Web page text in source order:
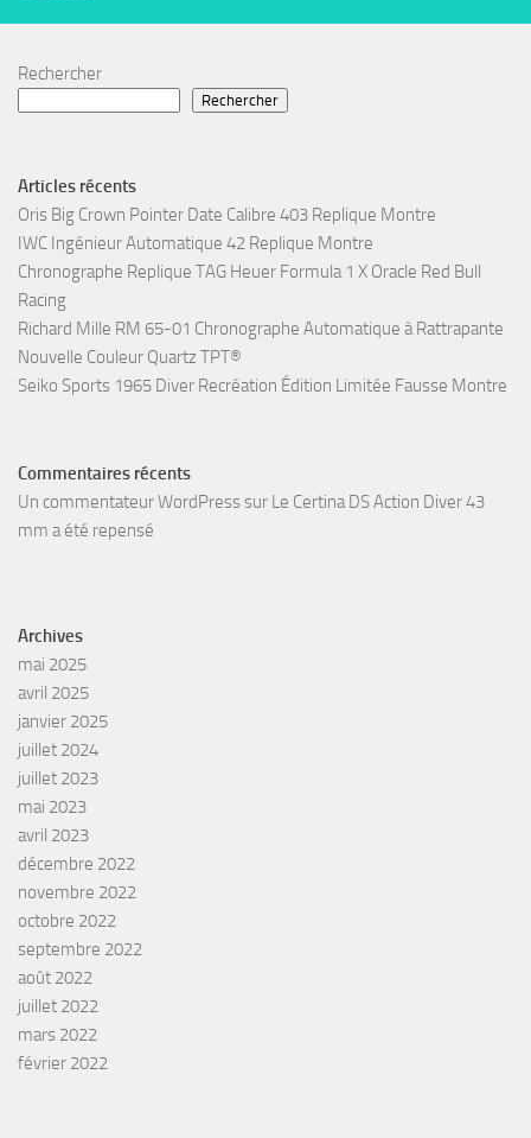
Rechercher
Rechercher
Articles récents
Oris Big Crown Pointer Date Calibre 403 Replique Montre
IWC Ingénieur Automatique 42 Replique Montre
Chronographe Replique TAG Heuer Formula 1 X Oracle Red Bull
Racing
Richard Mille RM 65-01 Chronographe Automatique à Rattrapante
Nouvelle Couleur Quartz TPT®
Seiko Sports 1965 Diver Recréation Édition Limitée Fausse Montre
Commentaires récents
Un commentateur WordPresssur Le Certina DS Action Diver 43
mm a été repensé
Archives
mai 2025
avril 2025
janvier 2025
juillet 2024
juillet 2023
mai 2023
avril 2023
décembre 2022
novembre 2022
octobre 2022
septembre 2022
août 2022
juillet 2022
mars 2022
février 2022